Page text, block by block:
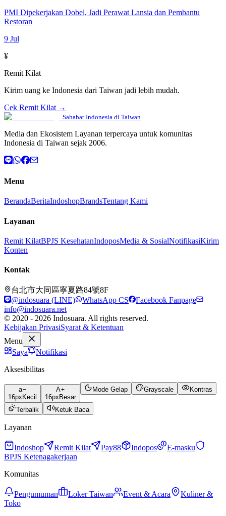
PMI Dipekerjakan Dobel, Jadi Perawat Lansia dan Pembantu
Restoran
9 Jul
¥
Remit Kilat
Kirim uang ke Indonesia dari Taiwan jadi lebih mudah.
Cek Remit Kilat →
Sahabat Indonesia di Taiwan
Media dan Ekosistem Layanan terpercaya untuk komunitas
Indonesia di Taiwan sejak 2006.
Menu
BerandaBeritaIndoshopBrandsTentang Kami
Layanan
Remit KilatBPJS KesehatanIndoposMedia & SosialNotifikasiKirim
Konten
Kontak
台北市大同區寧夏路84號8F
@indosuara (LINE)
WhatsApp CS
Facebook Fanpage
info@indosuara.net
© 2020 - 2026 Indosuara. All rights reserved.
Kebijakan PrivasiSyarat & Ketentuan
Menu
Saya
Notifikasi
Aksesibilitas
a
16px Kecil
A
16px Besar
Mode Gelap Grayscale Kontras
Terbalik Ketuk Baca
Layanan
Indoshop Remit Kilat Pay88 Indopos
E-masku
BPJS Ketenagakerjaan
Komunitas
Pengumuman Loker Taiwan Event & Acara
Kuliner &
Toko